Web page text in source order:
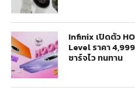
Infinix เปิดตัว
Level ราคา
ชาร์จไว ทนทาน